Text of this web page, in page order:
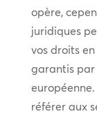
opère,
juridiques
vos droits
garantis par
référer aux